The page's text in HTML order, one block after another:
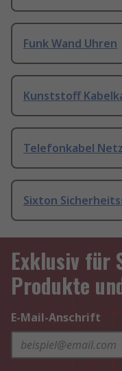
Funk Wand Uhren
Kunststoff
Telefonkabel
Sixton
Exklusiv für
Produkte
E-Mail-Anschrift